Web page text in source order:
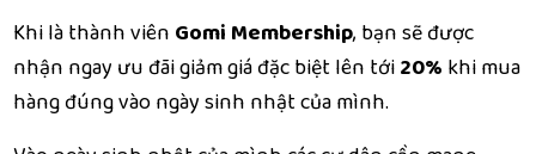
Khi là thành viên Gomi Membership, bạn sẽ được
nhận ngay ưu đãi giảm giá đặc biệt lên tới20% khi mua
hàng đúng vào ngày sinh nhật của mình.